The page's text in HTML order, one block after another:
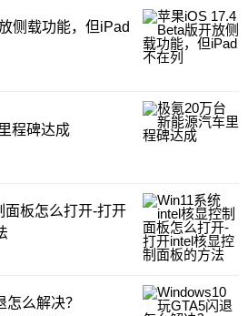
侧载功能，但iPad
程碑达成
板怎么打开-打开
么解决？